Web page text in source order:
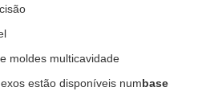
moldes multicavidade
estão disponíveis numbase